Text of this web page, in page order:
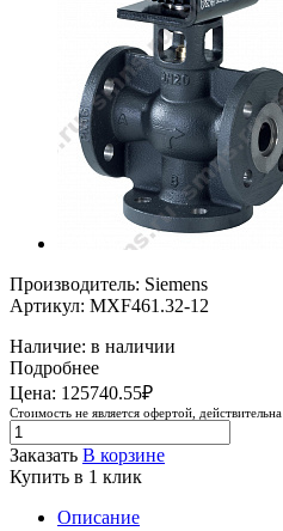
Производитель: Siemens
Артикул: MXF461.32-12
Наличие: в наличии
Подробнее
Цена: 125740.55₽
Стоимость не является офертой,
Заказать В корзине
Купить в 1 клик
Описание